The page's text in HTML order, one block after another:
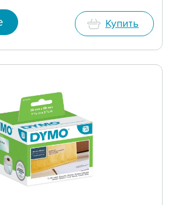
Купить